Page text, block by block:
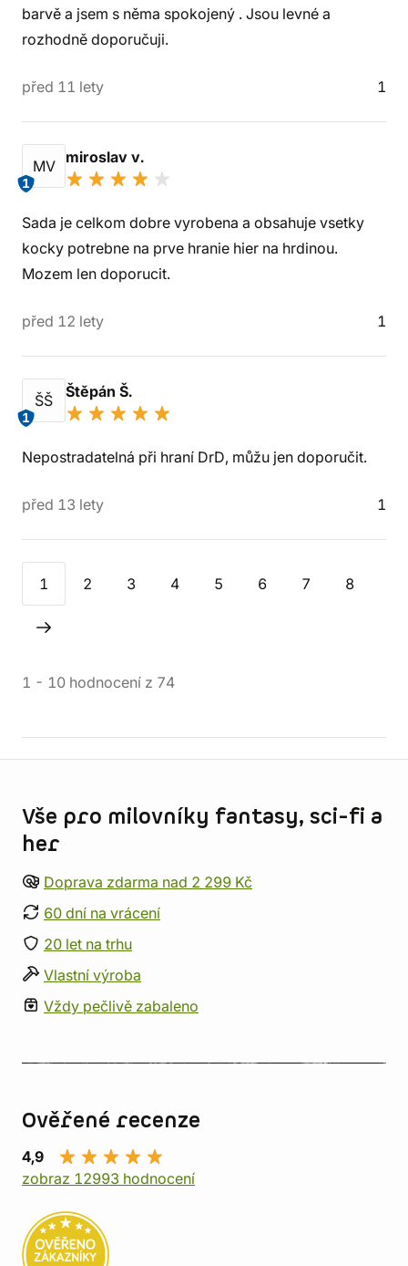
barvě a jsem s něma spokojený . Jsou levné a
rozhodně doporučuji.
před 11 lety 1
MV
1
miroslav v.
Sada je celkom dobre vyrobena a obsahuje vsetky
kocky potrebne na prve hranie hier na hrdinou.
Mozem len doporucit.
před 12 lety 1
ŠŠ
1
Štěpán Š.
Nepostradatelná při hraní DrD, můžu jen doporučit.
před 13 lety 1
1 2 3 4 5 6 7 8
1 - 10 hodnocení z 74
Vše pro milovníky fantasy, sci-fi a
her
Doprava zdarma nad 2 299 Kč
60 dní na vrácení
20 let na trhu
Vlastní výroba
Vždy pečlivě zabaleno
Ověřené recenze
4,9
zobraz 12993 hodnocení